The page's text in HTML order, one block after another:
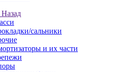
Назад
сальники
и их части